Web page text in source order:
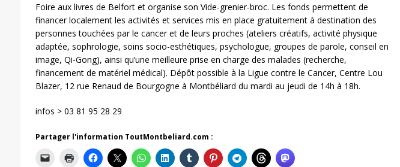
Foire aux livres de Belfort et organise son Vide-grenier-broc. Les fonds permettent de
financer localement les activités et services mis en place gratuitement à destination des
personnes touchées par le cancer et de leurs proches (ateliers créatifs, activité physique
adaptée, sophrologie, soins socio-esthétiques, psychologue, groupes de parole, conseil en
image, Qi-Gong), ainsi qu’une meilleure prise en charge des malades (recherche,
financement de matériel médical). Dépôt possible à la Ligue contre le Cancer, Centre Lou
Blazer, 12 rue Renaud de Bourgogne à Montbéliard du mardi au jeudi de 14h à 18h.
infos > 03 81 95 28 29
Partager l'information ToutMontbeliard.com :